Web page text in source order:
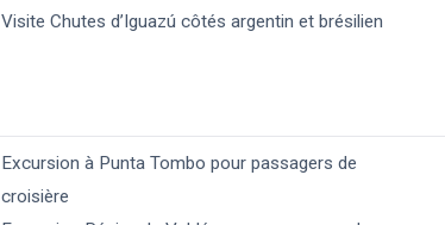
Visite Chutes d’Iguazú côtés argentin et brésilien
Excursion à Punta Tombo pour passagers de
croisière